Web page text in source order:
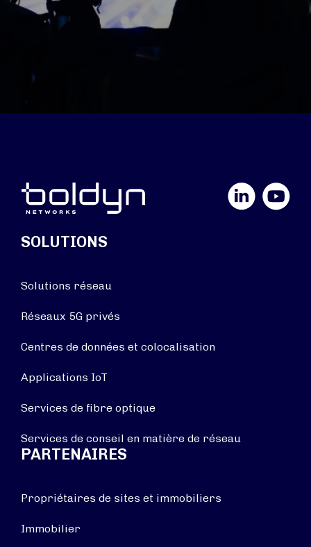
YouTube
SOLUTIONS
Solutions réseau
Réseaux 5G privés
Centres de données et colocalisation
Applications IoT
Services de fibre optique
Services de conseil en matière de réseau
PARTENAIRES
Propriétaires de sites et immobiliers
Immobilier